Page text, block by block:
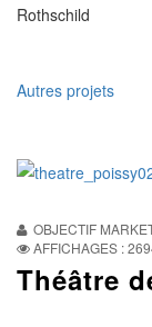
Rothschild
Autres projets
OBJECTIF
AFFICHAGES :
Théâtre